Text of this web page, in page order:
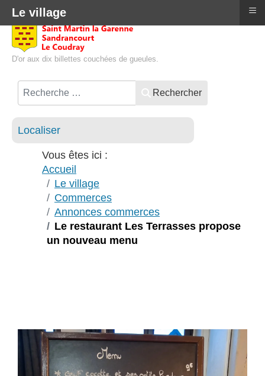
D'or aux dix billettes couchées de gueules.
Rechercher
Localiser
Vous êtes ici :
Accueil
Le village
Commerces
Annonces commerces
Le restaurant Les Terrasses propose
un nouveau menu
Le village ≡